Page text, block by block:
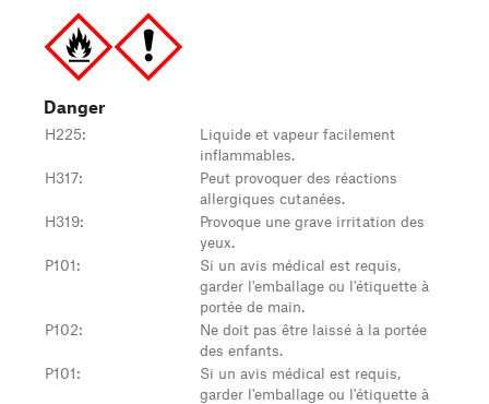
Danger
H225:
Liquide et vapeur facilement
inflammables.
H317:
Peut provoquer des réactions
allergiques cutanées.
H319:
Provoque une grave irritation des
yeux.
P101:
Si un avis médical est requis,
garder l'emballage ou l'étiquette à
portée de main.
P102:
Ne doit pas être laissé à la portée
des enfants.
P101:
Si un avis médical est requis,
garder l'emballage ou l'étiquette à